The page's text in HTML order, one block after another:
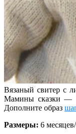
Вязаный свитер с
Мамины сказки —
Дополните образ
Размеры: 6